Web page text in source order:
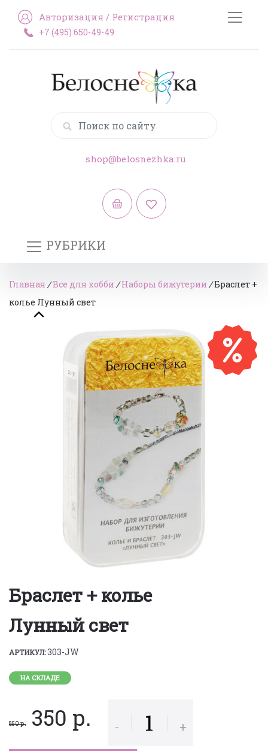
Авторизация / Регистрация
+7 (495) 650-49-49
shop@belosnezhka.ru
РУБРИКИ
Главная /Все для хобби /Наборы бижутерии /Браслет +
колье Лунный свет
Браслет + колье
Лунный свет
АРТИКУЛ:303-JW
НА СКЛАДЕ
850 р. 350 р. - +